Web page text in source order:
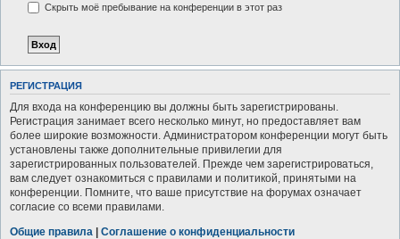
Скрыть моё пребывание на конференции в этот раз
РЕГИСТРАЦИЯ
Для входа на конференцию вы должны быть зарегистрированы.
Регистрация занимает всего несколько минут, но предоставляет вам
более широкие возможности. Администратором конференции могут быть
установлены также дополнительные привилегии для
зарегистрированных пользователей. Прежде чем зарегистрироваться,
вам следует ознакомиться с правилами и политикой, принятыми на
конференции. Помните, что ваше присутствие на форумах означает
согласие со всеми правилами.
Общие правила | Соглашение о конфиденциальности